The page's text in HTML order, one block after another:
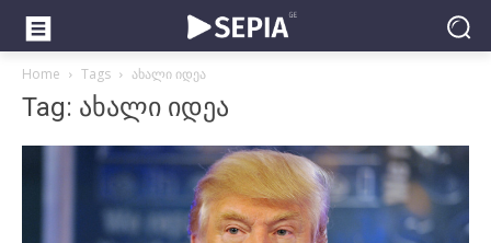
Home Tags ახალი იდეა
Tag: ახალი იდეა